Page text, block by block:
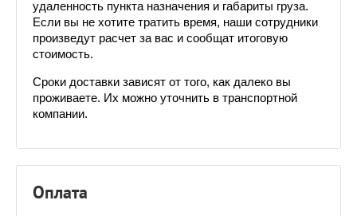
удаленность пункта назначения и габариты груза.
Если вы не хотите тратить время, наши сотрудники
произведут расчет за вас и сообщат итоговую
стоимость.
Сроки доставки зависят от того, как далеко вы
проживаете. Их можно уточнить в транспортной
компании.
Оплата